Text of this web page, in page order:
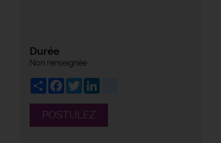
Durée
Non renseignée
ShareFacebook
Twitter
POSTULEZ